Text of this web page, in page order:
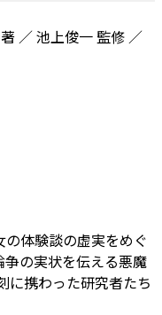
／ 池上俊一 監修 ／
体験談の虚実をめぐ
の実状を伝える悪魔
に携わった研究者たち